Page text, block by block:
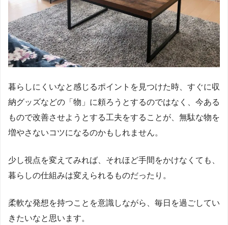
暮らしにくいなと感じるポイントを見つけた時、すぐに収
納グッズなどの「物」に頼ろうとするのではなく、今ある
もので改善させようとする工夫をすることが、無駄な物を
増やさないコツになるのかもしれません。
少し視点を変えてみれば、それほど手間をかけなくても、
暮らしの仕組みは変えられるものだったり。
柔軟な発想を持つことを意識しながら、毎日を過ごしてい
きたいなと思います。